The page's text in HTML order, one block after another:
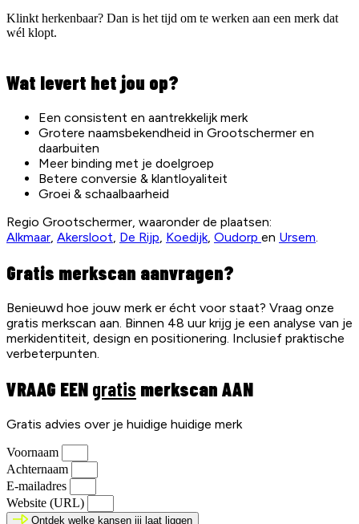
Klinkt herkenbaar? Dan is het tijd om te werken aan een merk dat
wél klopt.
Wat levert het jou op?
Een consistent en aantrekkelijk merk
Grotere naamsbekendheid in Grootschermer en
daarbuiten
Meer binding met je doelgroep
Betere conversie & klantloyaliteit
Groei & schaalbaarheid
Regio Grootschermer, waaronder de plaatsen:
Alkmaar, Akersloot, De Rijp, Koedijk, Oudorp en Ursem.
Gratis merkscan aanvragen?
Benieuwd hoe jouw merk er écht voor staat? Vraag onze
gratis merkscan aan. Binnen 48 uur krijg je een analyse van je
merkidentiteit, design en positionering. Inclusief praktische
verbeterpunten.
VRAAG EEN gratis merkscan AAN
Gratis advies over je huidige huidige merk
Voornaam
Achternaam
E-mailadres
Website (URL)
Ontdek welke kansen jij laat liggen